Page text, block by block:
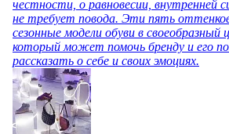
честности, о равновесии, внутренней
не требует повода. Эти пять
сезонные модели обуви в своеобразный
который может помочь бренду и его
рассказать о себе и своих эмоциях.